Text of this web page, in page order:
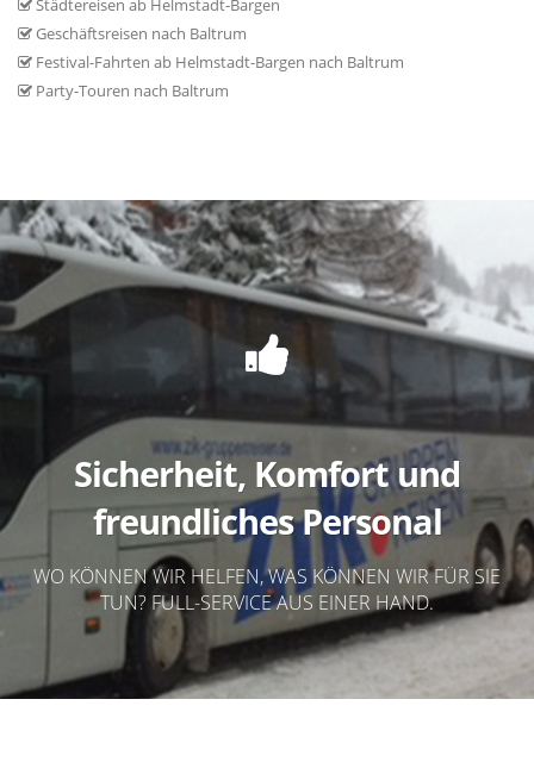
Städtereisen ab Helmstadt-Bargen
Geschäftsreisen nach Baltrum
Festival-Fahrten ab Helmstadt-Bargen nach Baltrum
Party-Touren nach Baltrum
Sicherheit, Komfort und
freundliches Personal
WO KÖNNEN WIR HELFEN, WAS KÖNNEN WIR FÜR SIE
TUN? FULL-SERVICE AUS EINER HAND.